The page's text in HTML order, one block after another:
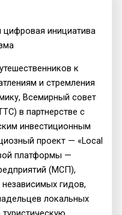
цифровая инициатива
к
и стремления
Всемирный совет
в партнерстве с
инвестиционным
проект — «Local
платформы —
(МСП),
гидов,
локальных